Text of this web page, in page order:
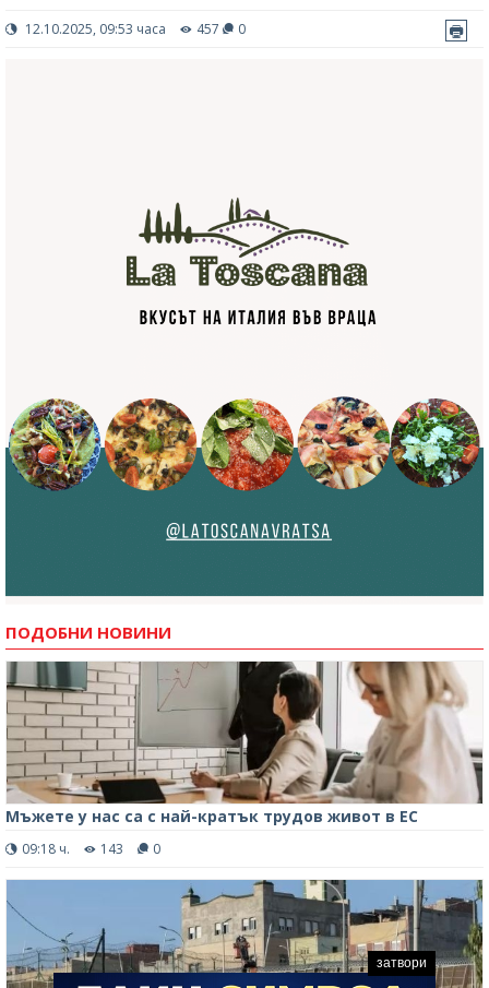
12.10.2025, 09:53 часа 457 0
ПОДОБНИ НОВИНИ
Мъжете у нас са с най-кратък трудов живот в ЕС
09:18 ч. 143 0
затвори